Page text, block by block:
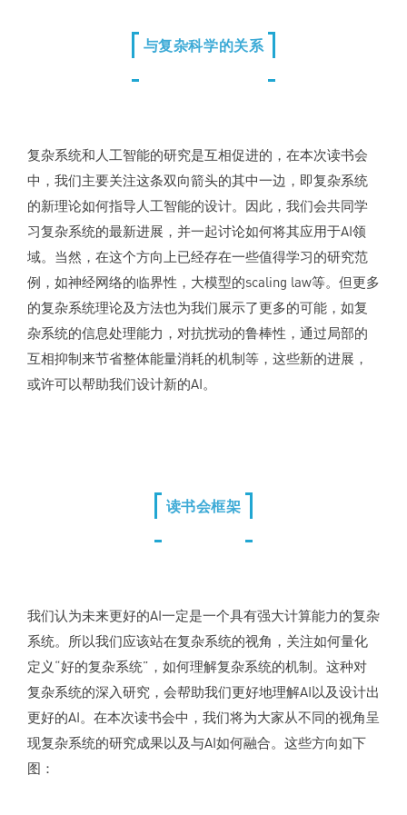
与复杂科学的关系
复杂系统和人工智能的研究是互相促进的，在本次读书会
中，我们主要关注这条双向箭头的其中一边，即复杂系统
的新理论如何指导人工智能的设计。因此，我们会共同学
习复杂系统的最新进展，并一起讨论如何将其应用于AI领
域。当然，在这个方向上已经存在一些值得学习的研究范
例，如神经网络的临界性，大模型的scaling law等。但更多
的复杂系统理论及方法也为我们展示了更多的可能，如复
杂系统的信息处理能力，对抗扰动的鲁棒性，通过局部的
互相抑制来节省整体能量消耗的机制等，这些新的进展，
或许可以帮助我们设计新的AI。
读书会框架
我们认为未来更好的AI一定是一个具有强大计算能力的复杂
系统。所以我们应该站在复杂系统的视角，关注如何量化
定义“好的复杂系统”，如何理解复杂系统的机制。这种对
复杂系统的深入研究，会帮助我们更好地理解AI以及设计出
更好的AI。在本次读书会中，我们将为大家从不同的视角呈
现复杂系统的研究成果以及与AI如何融合。这些方向如下
图：